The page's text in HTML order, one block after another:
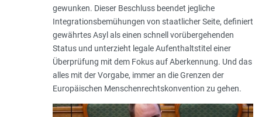
gewunken. Dieser Beschluss beendet jegliche
Integrationsbemühungen von staatlicher Seite, definiert
gewährtes Asyl als einen schnell vorübergehenden
Status und unterzieht legale Aufenthaltstitel einer
Überprüfung mit dem Fokus auf Aberkennung. Und das
alles mit der Vorgabe, immer an die Grenzen der
Europäischen Menschenrechtskonvention zu gehen.